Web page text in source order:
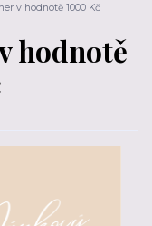
v hodnotě 1000 Kč
hodnotě